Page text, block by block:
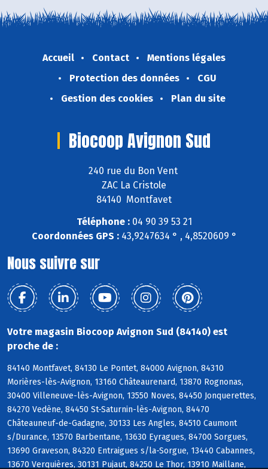
Accueil Contact
Mentions légales
Protection des données
CGU
Gestion des cookies
Plan du site
Biocoop Avignon Sud
240 rue du Bon Vent
ZAC La Cristole
84140 Montfavet
Téléphone :04 90 39 53 21
Coordonnées GPS :43,9247634 ° , 4,8520609 °
Nous suivre sur
Votre magasin Biocoop Avignon Sud (84140) est
proche de :
84140 Montfavet, 84130 Le Pontet, 84000 Avignon, 84310
Morières-lès-Avignon, 13160 Châteaurenard, 13870 Rognonas,
30400 Villeneuve-lès-Avignon, 13550 Noves, 84450 Jonquerettes,
84270 Vedène, 84450 St-Saturnin-lès-Avignon, 84470
Châteauneuf-de-Gadagne, 30133 Les Angles, 84510 Caumont
s/Durance, 13570 Barbentane, 13630 Eyragues, 84700 Sorgues,
13690 Graveson, 84320 Entraigues s/la-Sorgue, 13440 Cabannes,
13670 Verquières, 30131 Pujaut, 84250 Le Thor, 13910 Maillane,